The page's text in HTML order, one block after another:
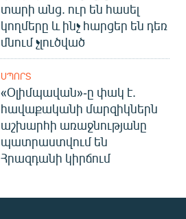
տարի անց. ուր են հասել
կողմերը և ինչ հարցեր են դեռ
մնում չլուծված
ՍՊՈՐՏ
«Օլիմպավան»-ը փակ է.
հավաքականի մարզիկներն
աշխարհի առաջնությանը
պատրաստվում են
Հրազդանի կիրճում